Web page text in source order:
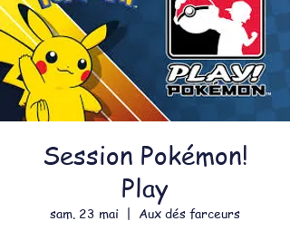
Session Pokémon!
Play
sam. 23 mai
  |
Aux dés farceurs